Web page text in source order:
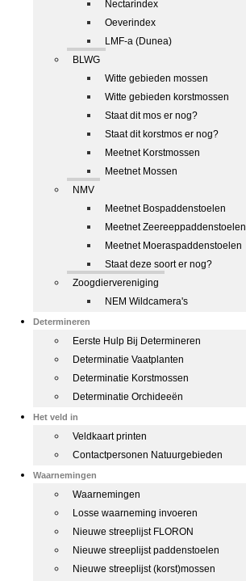
Nectarindex
Oeverindex
LMF-a (Dunea)
BLWG
Witte gebieden mossen
Witte gebieden korstmossen
Staat dit mos er nog?
Staat dit korstmos er nog?
Meetnet Korstmossen
Meetnet Mossen
NMV
Meetnet Bospaddenstoelen
Meetnet Zeereeppaddenstoelen
Meetnet Moeraspaddenstoelen
Staat deze soort er nog?
Zoogdiervereniging
NEM Wildcamera's
Determineren
Eerste Hulp Bij Determineren
Determinatie Vaatplanten
Determinatie Korstmossen
Determinatie Orchideeën
Het veld in
Veldkaart printen
Contactpersonen Natuurgebieden
Waarnemingen
Waarnemingen
Losse waarneming invoeren
Nieuwe streeplijst FLORON
Nieuwe streeplijst paddenstoelen
Nieuwe streeplijst (korst)mossen